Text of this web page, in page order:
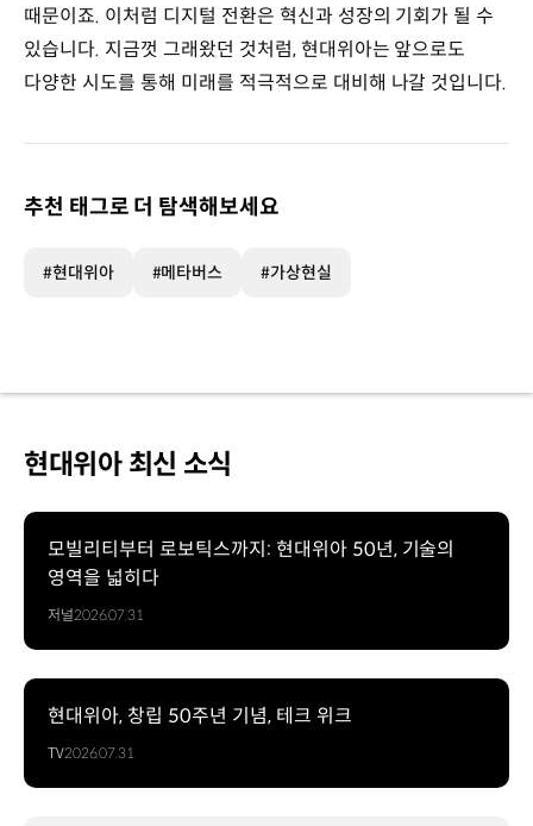
때문이죠. 이처럼 디지털 전환은 혁신과 성장의 기회가 될 수
있습니다. 지금껏 그래왔던 것처럼, 현대위아는 앞으로도
다양한 시도를 통해 미래를 적극적으로 대비해 나갈 것입니다.
추천 태그로 더 탐색해보세요
#현대위아 #메타버스 #가상현실
현대위아 최신 소식
모빌리티부터 로보틱스까지: 현대위아 50년, 기술의
영역을 넓히다
저널2026.07.31
현대위아, 창립 50주년 기념, 테크 위크
TV2026.07.31